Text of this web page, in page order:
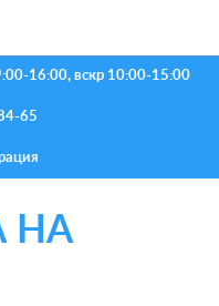
16:00, вскр 10:00-15:00
65
НА